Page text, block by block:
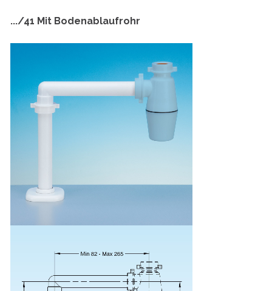
.../41 Mit Bodenablaufrohr